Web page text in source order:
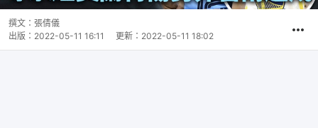
撰文： 張倩儀
出版： 2022-05-11 16:11 更新： 2022-05-11 18:02